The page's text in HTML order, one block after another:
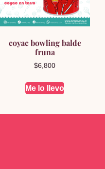
coyac bowling balde
fruna
$6,800
Me lo llevo